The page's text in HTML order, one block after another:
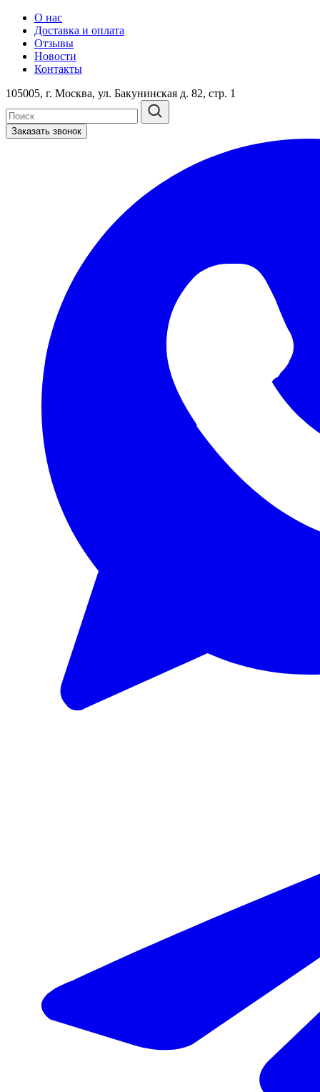
О нас
Доставка и оплата
Отзывы
Новости
Контакты
105005, г. Москва, ул. Бакунинская д. 82, стр. 1
Заказать звонок